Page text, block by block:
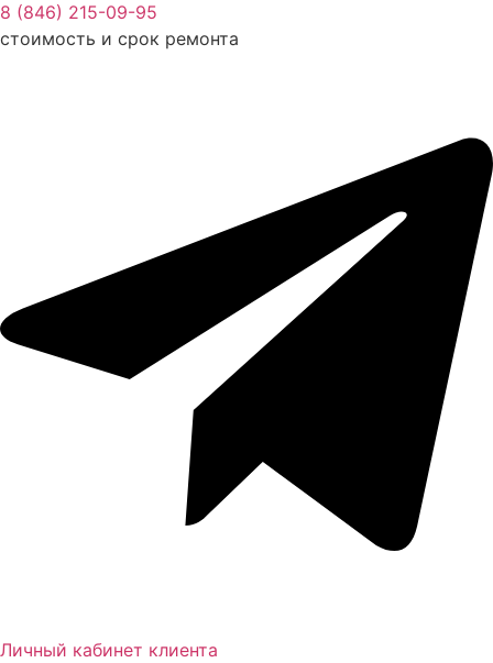
8 (846) 215-09-95
стоимость и срок ремонта
Личный кабинет клиента